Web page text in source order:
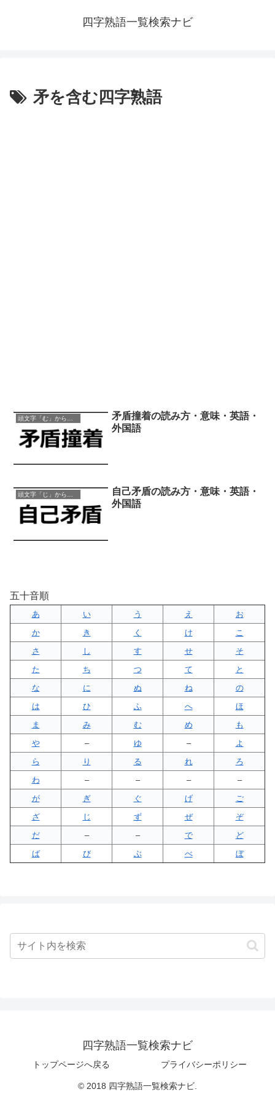
四字熟語一覧検索ナビ
矛を含む四字熟語
矛盾撞着の読み方・意味・英語・
外国語
自己矛盾の読み方・意味・英語・
外国語
五十音順
あ い う え
お
か
き く け
こ
さ
し す せ
そ
た
ち つ て
と
な
に ぬ ね
の
は
ひ ふ へ
ほ
ま
み む め
も
や
– ゆ –
よ
ら
り る れ
ろ
わ
– – –
–
が
ぎ ぐ げ
ご
ざ
じ ず ぜ
ぞ
だ
– – で
ど
ば
び ぶ べ ぼ
四字熟語一覧検索ナビ
トップページへ戻る プライバシーポリシー
© 2018 四字熟語一覧検索ナビ.